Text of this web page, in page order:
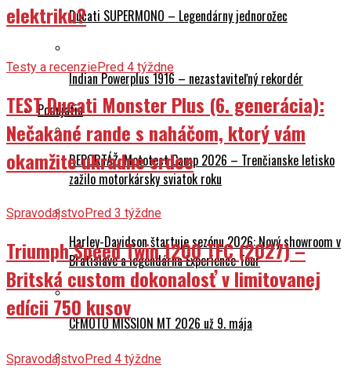
Ducati SUPERMONO – Legendárny jednorožec
Indian Powerplus 1916 – nezastaviteľný rekordér
Podujatia
REPORTÁŽ: Mototest Camp 2026 – Trenčianske letisko
zažilo motorkársky sviatok roku
Harley-Davidson štartuje sezónu 2026: Nový showroom v
Bratislave a legendárna Experience Tour
CFMOTO MISSION MT 2026 už 9. mája
elektriku?
Testy a recenziePred 4 týždne
TEST Ducati Monster Plus (6. generácia):
Nečakané rande s naháčom, ktorý vám
okamžite ukradne srdce
SpravodajstvoPred 3 týždne
Triumph Speed Twin 1200 TFC (2027) –
Britská custom dokonalosť v limitovanej
edícii 750 kusov
SpravodajstvoPred 4 týždne